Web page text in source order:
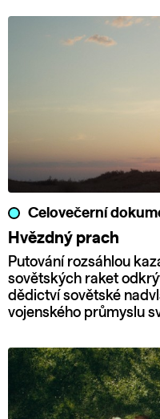
Celovečerní
Hvězdný prach
Putování rozsáhlou
sovětských raket
dědictví sovětské
vojenského průmyslu